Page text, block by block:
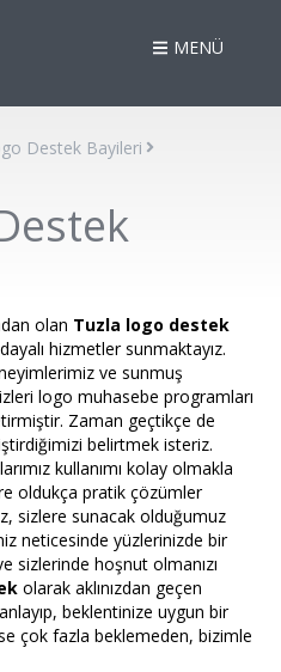
MENÜ
Destek Bayileri
olan Tuzla logo destek
hizmetler sunmaktayız.
ve sunmuş
logo muhasebe programları
Zaman geçtikçe de
belirtmek isteriz.
kullanımı kolay olmakla
oldukça pratik çözümler
sizlere sunacak olduğumuz
neticesinde yüzlerinizde bir
sizlerinde hoşnut olmanızı
olarak aklınızdan geçen
beklentinize uygun bir
çok fazla beklemeden, bizimle